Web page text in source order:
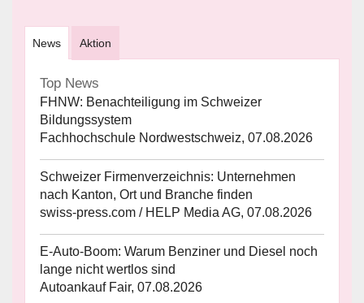
News Aktion
Top News
FHNW: Benachteiligung im Schweizer
Bildungssystem
Fachhochschule Nordwestschweiz, 07.08.2026
Schweizer Firmenverzeichnis: Unternehmen
nach Kanton, Ort und Branche finden
swiss-press.com / HELP Media AG, 07.08.2026
E-Auto-Boom: Warum Benziner und Diesel noch
lange nicht wertlos sind
Autoankauf Fair, 07.08.2026